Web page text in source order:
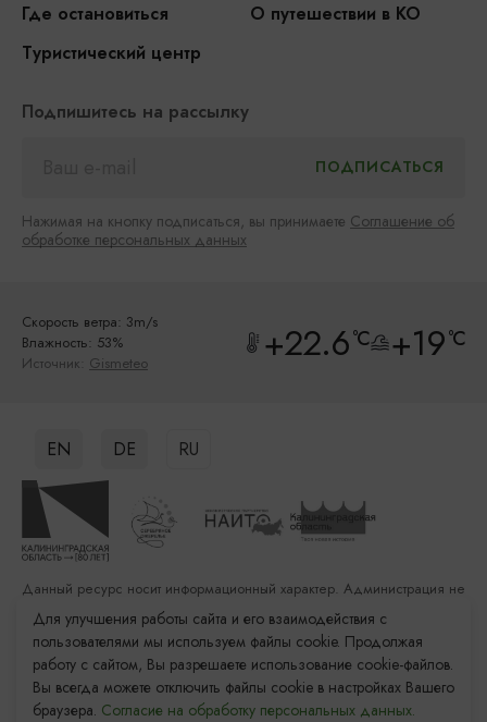
Где остановиться
О путешествии в КО
Туристический центр
Подпишитесь на рассылку
Нажимая на кнопку подписаться, вы принимаете Соглашение об
обработке персональных данных
Скорость ветра: 3m/s
Влажность: 53%
Источник: Gismeteo +22.6°C +19°C
EN DE RU
© 2011–2026 «Туристский информационный центр
Данный ресурс носит информационный характер. Администрация не
несет ответственности за качество услуг, предоставленных
сторонними организациями
Разработка сайта: «Решение»
Продвижение сайта: Remarka Agency
Для улучшения работы сайта и его взаимодействия с
пользователями мы используем файлы cookie. Продолжая
работу с сайтом, Вы разрешаете использование cookie-файлов.
Вы всегда можете отключить файлы cookie в настройках Вашего
браузера. Согласие на обработку персональных данных.